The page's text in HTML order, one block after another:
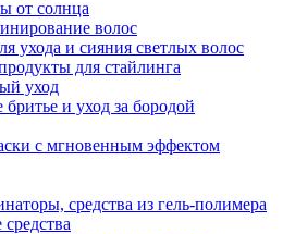
от солнца
волос
ухода и сияния светлых волос
для стайлинга
уход
и уход за бородой
с мгновенным эффектом
средства из гель-полимера